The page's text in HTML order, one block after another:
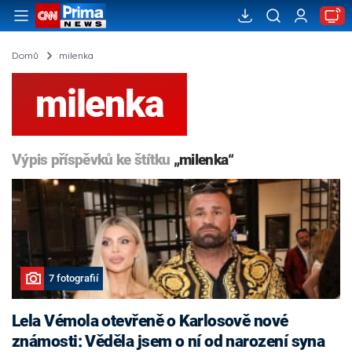
Domů milenka
milenka
Výpis příspěvků ke štítku „milenka“
7 fotografií
Lela Vémola otevřeně o Karlosově nové
známosti: Věděla jsem o ní od narození syna